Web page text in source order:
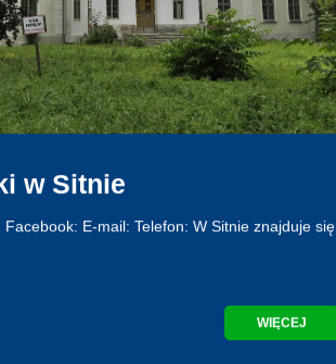
w Sitnie
E-mail: Telefon: W Sitnie znajduje się
WIĘCEJ